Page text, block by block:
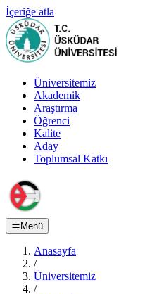
İçeriğe atla
Üniversitemiz
Akademik
Araştırma
Öğrenci
Kalite
Aday
Toplumsal Katkı
Menü
Anasayfa
/
Üniversitemiz
/